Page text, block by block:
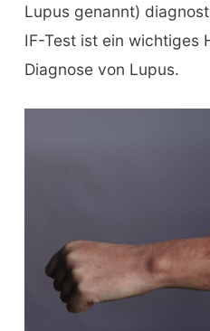
Lupus genannt)
IF-Test ist ein wichtiges
Diagnose von Lupus.